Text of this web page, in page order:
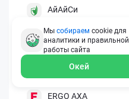
АйАйСи
OxySport
21 место 6 отзывов
ERGO AXA
Мы собираем cookie для
аналитики и правильной
работы сайта
Окей